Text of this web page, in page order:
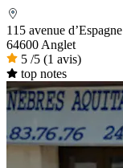
115 avenue d’Espagne
64600 Anglet
5 /5 (1 avis)
top notes